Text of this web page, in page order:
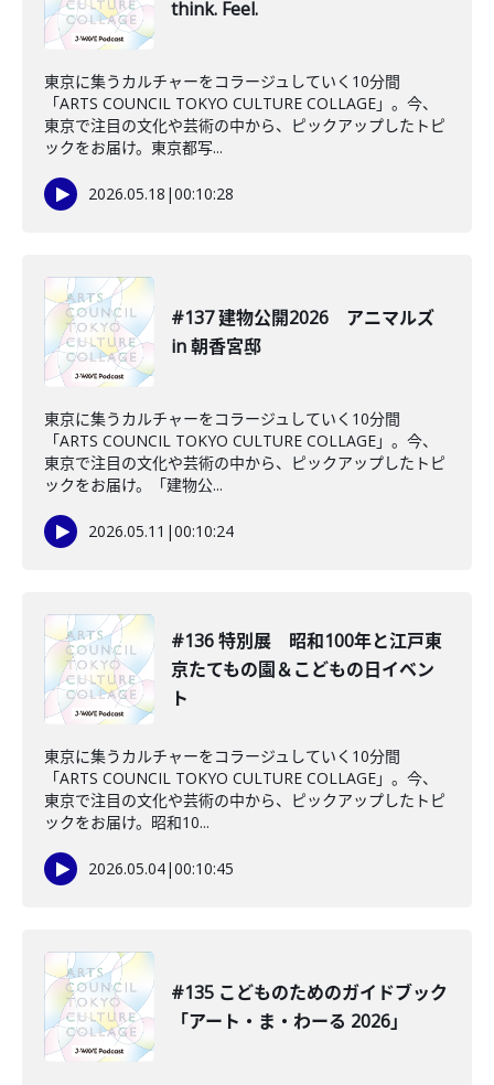
think. Feel.
東京に集うカルチャーをコラージュしていく10分間
「ARTS COUNCIL TOKYO CULTURE COLLAGE」。今、
東京で注目の文化や芸術の中から、ピックアップしたトピ
ックをお届け。東京都写...
2026.05.18 |00:10:28
#137 建物公開2026 アニマルズ
in 朝香宮邸
東京に集うカルチャーをコラージュしていく10分間
「ARTS COUNCIL TOKYO CULTURE COLLAGE」。今、
東京で注目の文化や芸術の中から、ピックアップしたトピ
ックをお届け。「建物公...
2026.05.11 |00:10:24
#136 特別展 昭和100年と江戸東
京たてもの園＆こどもの日イベン
ト
東京に集うカルチャーをコラージュしていく10分間
「ARTS COUNCIL TOKYO CULTURE COLLAGE」。今、
東京で注目の文化や芸術の中から、ピックアップしたトピ
ックをお届け。昭和10...
2026.05.04|00:10:45
#135 こどものためのガイドブック
「アート・ま・わーる 2026」